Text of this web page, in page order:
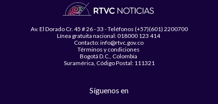
Av. El Dorado Cr. 45 # 26 - 33 - Teléfonos (+57)(601) 2200700
Línea gratuita nacional: 018000 123 414
Contacto: info@rtvc.gov.co
Términos y condiciones
Bogotá D.C., Colombia
Suramérica, Código Postal: 111321
Síguenos en